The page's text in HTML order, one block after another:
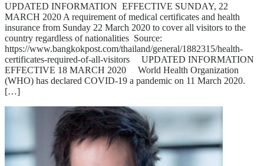
UPDATED INFORMATION EFFECTIVE SUNDAY, 22
MARCH 2020 A requirement of medical certificates and health
insurance from Sunday 22 March 2020 to cover all visitors to the
country regardless of nationalities Source:
https://www.bangkokpost.com/thailand/general/1882315/health-
certificates-required-of-all-visitors UPDATED INFORMATION
EFFECTIVE 18 MARCH 2020 World Health Organization
(WHO) has declared COVID-19 a pandemic on 11 March 2020.
[…]